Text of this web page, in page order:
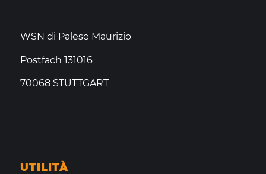
WSN di Palese Maurizio
Postfach 131016
70068 STUTTGART
UTILITÀ